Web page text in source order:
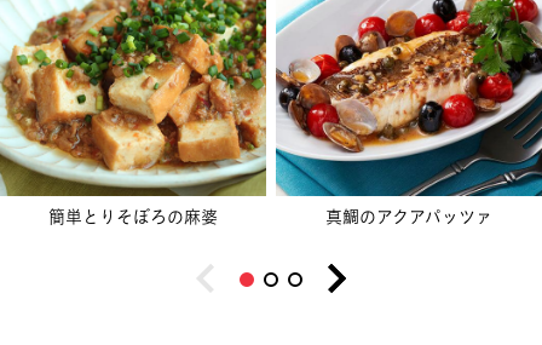
簡単とりそぼろの麻婆 真鯛のアクアパッツァ